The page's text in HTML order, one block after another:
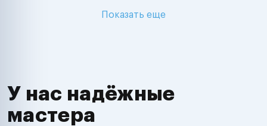
Показать еще
У нас надёжные
мастера